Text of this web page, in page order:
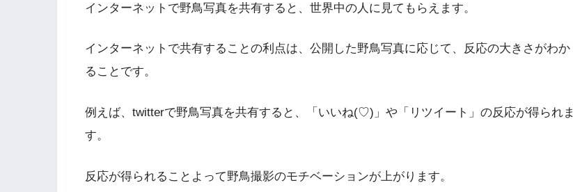
インターネットで野鳥写真を共有すると、世界中の人に見てもらえます。
インターネットで共有することの利点は、公開した野鳥写真に応じて、反応の大きさがわか
ることです。
例えば、twitterで野鳥写真を共有すると、「いいね(♡)」や「リツイート」の反応が得られま
す。
反応が得られることよって野鳥撮影のモチベーションが上がります。